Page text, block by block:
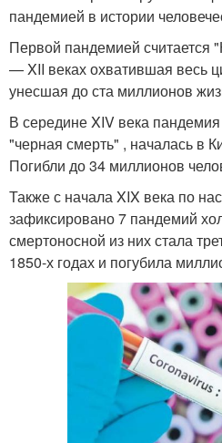
пандемией в истории
Первой пандемией считается
— XII веках охватившая весь
унесшая до ста миллионов
В середине XIV века
"черная смерть" , началась в
Погибли до 34 миллионов
Также с начала XIX века по
зафиксировано 7 пандемий
смертоносной из них стала
1850-х годах и погубила